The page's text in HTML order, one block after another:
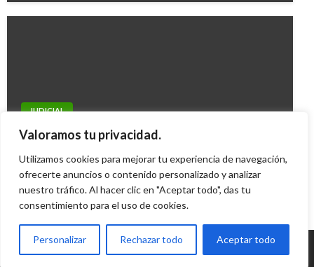
Valoramos tu privacidad.
Utilizamos cookies para mejorar tu experiencia de navegación,
ofrecerte anuncios o contenido personalizado y analizar
nuestro tráfico. Al hacer clic en "Aceptar todo", das tu
consentimiento para el uso de cookies.
Personalizar Rechazar todo Aceptar todo
JUDICIAL
Capturan a profesor que chantajeaba a
Mary Gomez viernes diciembre 19, 2014
© Radio Santa Fe 1070 am